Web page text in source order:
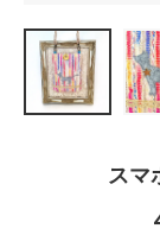
スマ